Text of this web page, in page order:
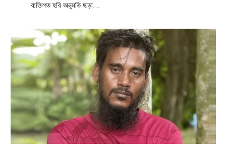
ব্যক্তিগত ছবি অনুমতি ছাড়া…